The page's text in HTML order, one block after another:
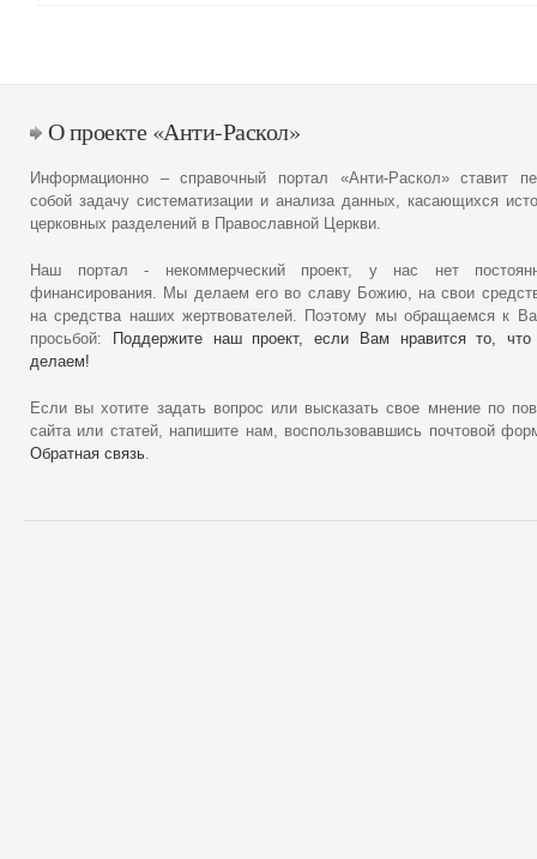
О проекте «Анти-Раскол»
Информационно – справочный портал «Анти-Раскол» ставит
собой задачу систематизации и анализа данных, касающихся
церковных разделений в Православной Церкви.
Наш портал - некоммерческий проект, у нас нет
финансирования. Мы делаем его во славу Божию, на свои
на средства наших жертвователей. Поэтому мы обращаемся к
просьбой:
Поддержите наш проект, если Вам нравится то,
делаем!
Если вы хотите задать вопрос или высказать свое мнение по
сайта или статей, напишите нам, воспользовавшись почтовой
Обратная связь.